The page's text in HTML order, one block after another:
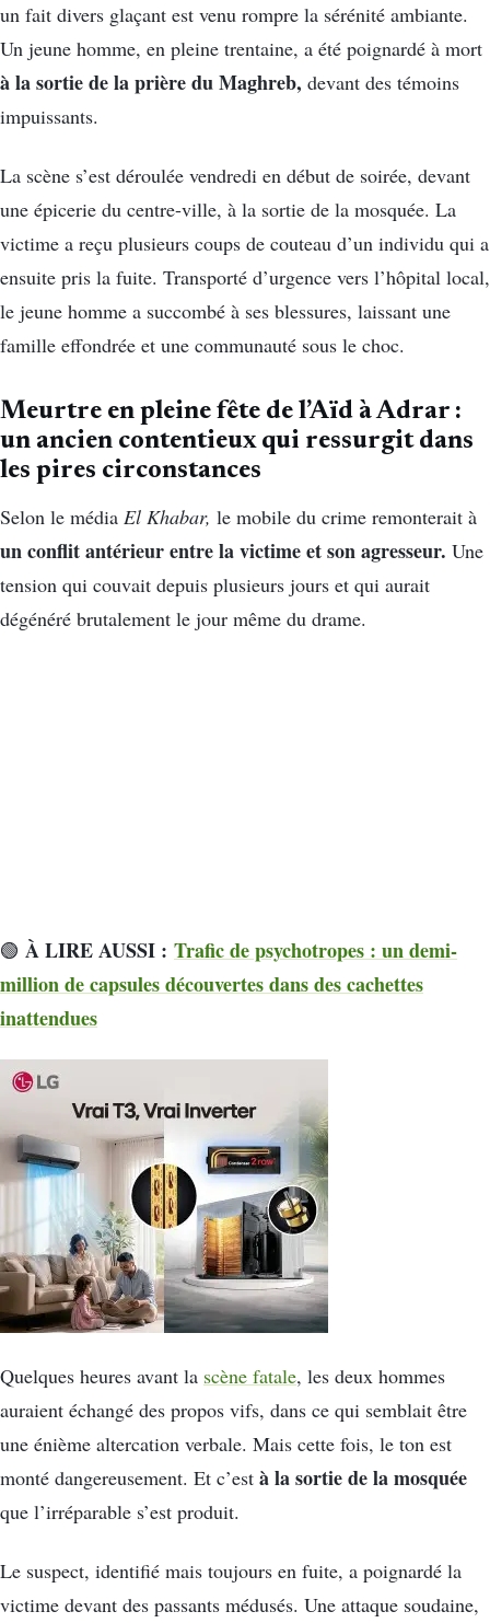
un fait divers glaçant est venu rompre la sérénité ambiante.
Un jeune homme, en pleine trentaine, a été poignardé à mort
à la sortie de la prière du Maghreb, devant des témoins
impuissants.
La scène s’est déroulée vendredi en début de soirée, devant
une épicerie du centre-ville, à la sortie de la mosquée. La
victime a reçu plusieurs coups de couteau d’un individu qui a
ensuite pris la fuite. Transporté d’urgence vers l’hôpital local,
le jeune homme a succombé à ses blessures, laissant une
famille effondrée et une communauté sous le choc.
Meurtre en pleine fête de l’Aïd à Adrar :
un ancien contentieux qui ressurgit dans
les pires circonstances
Selon le média El Khabar, le mobile du crime remonterait à
un conflit antérieur entre la victime et son agresseur. Une
tension qui couvait depuis plusieurs jours et qui aurait
dégénéré brutalement le jour même du drame.
🟢 À LIRE AUSSI : Trafic de psychotropes : un demi-
million de capsules découvertes dans des cachettes
inattendues
Quelques heures avant la scène fatale, les deux hommes
auraient échangé des propos vifs, dans ce qui semblait être
une énième altercation verbale. Mais cette fois, le ton est
monté dangereusement. Et c’est à la sortie de la mosquée
que l’irréparable s’est produit.
Le suspect, identifié mais toujours en fuite, a poignardé la
victime devant des passants médusés. Une attaque soudaine,